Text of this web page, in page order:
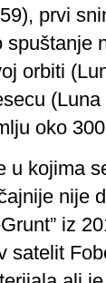
prvi
orbiti
oko
u kojima
nije
iz
satelit